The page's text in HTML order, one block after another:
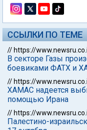
ССЫЛКИ ПО ТЕМЕ
// https://
В секторе Газы
боевиками ФАТХ и
// https://
ХАМАС надеется
помощью Ирана
// https://
Палестино-